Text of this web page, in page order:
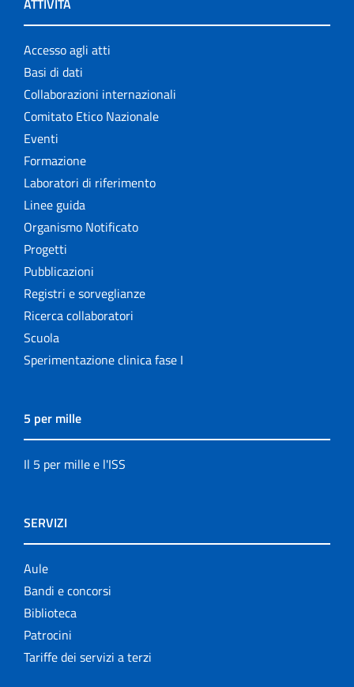
ATTIVITÀ
Accesso agli atti
Basi di dati
Collaborazioni internazionali
Comitato Etico Nazionale
Eventi
Formazione
Laboratori di riferimento
Linee guida
Organismo Notificato
Progetti
Pubblicazioni
Registri e sorveglianze
Ricerca collaboratori
Scuola
Sperimentazione clinica fase I
5 per mille
Il 5 per mille e l'ISS
SERVIZI
Aule
Bandi e concorsi
Biblioteca
Patrocini
Tariffe dei servizi a terzi